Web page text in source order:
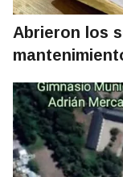
Abrieron los